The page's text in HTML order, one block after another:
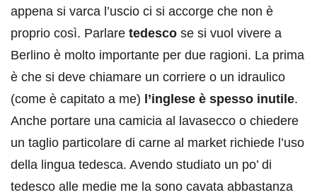
appena si varca l’uscio ci si accorge che non è
proprio così. Parlare tedesco se si vuol vivere a
Berlino è molto importante per due ragioni. La prima
è che si deve chiamare un corriere o un idraulico
(come è capitato a me) l’inglese è spesso inutile.
Anche portare una camicia al lavasecco o chiedere
un taglio particolare di carne al market richiede l’uso
della lingua tedesca. Avendo studiato un po’ di
tedesco alle medie me la sono cavata abbastanza